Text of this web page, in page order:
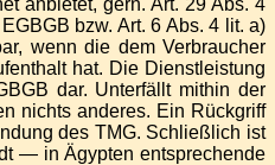
anbietet, gern. Art. 29 Abs. 4
bzw. Art. 6 Abs. 4 lit. a)
wenn die dem Verbraucher
hat. Die Dienstleistung
dar. Unterfällt mithin der
nichts anderes. Ein Rückgriff
des TMG. Schließlich ist
— in Ägypten entsprechende